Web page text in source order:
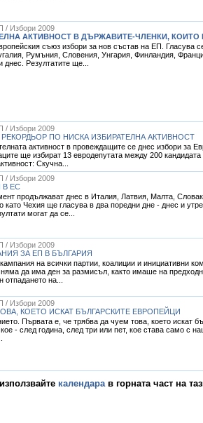
/ Избори 2009
АКТИВНОСТ В ДЪРЖАВИТЕ-ЧЛЕНКИ, КОИТО
съюз избори за нов състав на ЕП. Гласува
Румъния, Словения, Унгария, Финландия,
Резултатите ще...
/ Избори 2009
ПО НИСКА ИЗБИРАТЕЛНА АКТИВНОСТ
активност в провеждащите се днес избори за
ще избират 13 евродепутата между 200
Скучна...
/ Избори 2009
В ЕС
продължават днес в Италия, Латвия, Малта,
Чехия ще гласува в два поредни дне - днес и
могат да се...
/ Избори 2009
ЗА ЕП В БЪЛГАРИЯ
на всички партии, коалиции и инициативни
да има ден за размисъл, както имаше на
на...
/ Избори 2009
КОЕТО ИСКАТ БЪЛГАРСКИТЕ ЕВРОПЕЙЦИ
Първата е, че трябва да чуем това, което искат
- след година, след три или пет, кое става само
календарав горната част на